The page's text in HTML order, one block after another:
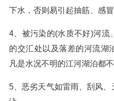
下水，否则易引起抽筋、感冒
4、被污染的(水质不好)河流
的交汇处以及落差的河流湖
凡是水况不明的江河湖泊都不
5、恶劣天气如雷雨、刮风